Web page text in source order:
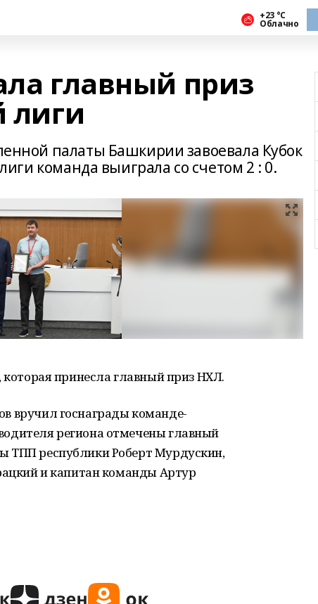
+23 °С
Облачно
главный приз
лиги
палаты Башкирии завоевала Кубок
команда выиграла со счетом 2 : 0.
которая принесла главный приз НХЛ.
вручил госнаграды команде-
региона отмечены главный
ТПП республики Роберт Мурдускин,
и капитан команды Артур